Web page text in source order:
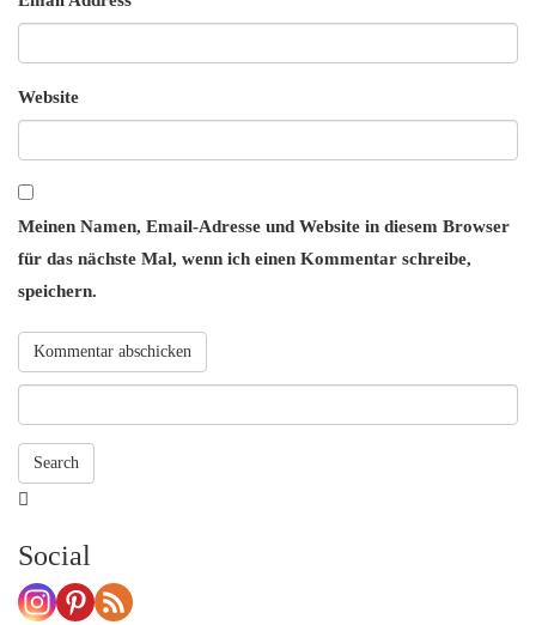
Website
Meinen Namen, Email-Adresse und Website in diesem Browser
für das nächste Mal, wenn ich einen Kommentar schreibe,
speichern.
Search
in
progress
Social